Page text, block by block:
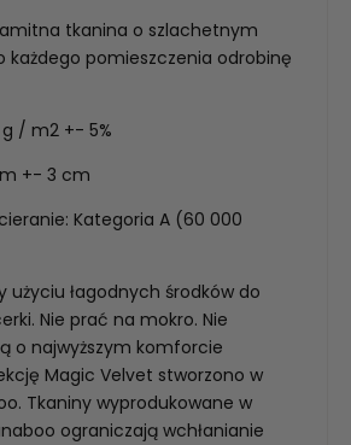
tkanina o szlachetnym
każdego pomieszczenia odrobinę
/ m2 +- 5%
+- 3 cm
Kategoria A (60 000
użyciu łagodnych środków do
Nie prać na mokro. Nie
o najwyższym komforcie
Magic Velvet stworzono w
Tkaniny wyprodukowane w
ograniczają wchłanianie